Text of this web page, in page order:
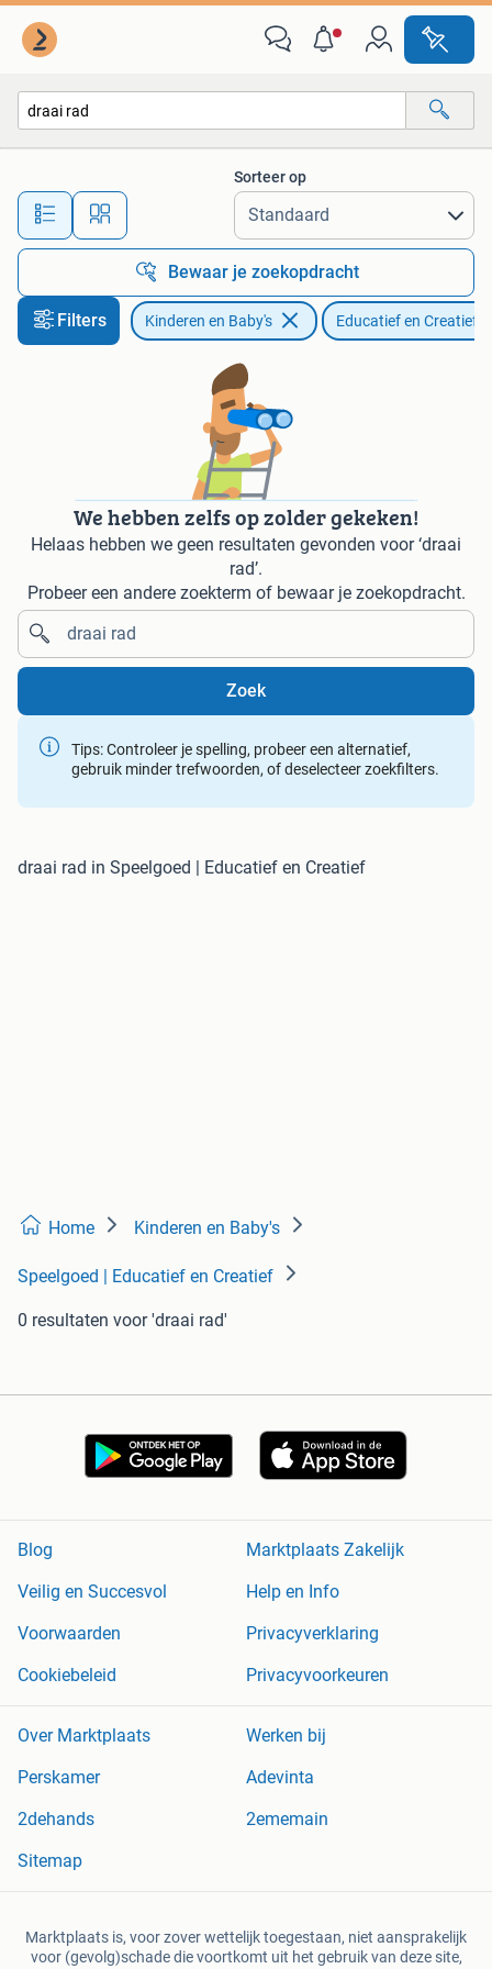
Alle afstanden…
Sorteer op
Bewaar je zoekopdracht
Filters Kinderen en Baby's Educatief en Creatief
We hebben zelfs op zolder gekeken!
Helaas hebben we geen resultaten gevonden voor ‘draai
rad’.
Probeer een andere zoekterm of bewaar je zoekopdracht.
Zoek
Tips: Controleer je spelling, probeer een alternatief,
gebruik minder trefwoorden, of deselecteer zoekfilters.
draai rad in Speelgoed | Educatief en Creatief
Home Kinderen en Baby's
Speelgoed | Educatief en Creatief
0 resultaten voor 'draai rad'
Blog
Marktplaats Zakelijk
Veilig en Succesvol
Help en Info
Voorwaarden
Privacyverklaring
Cookiebeleid
Privacyvoorkeuren
Over Marktplaats
Werken bij
Perskamer
Adevinta
2dehands
2ememain
Sitemap
Marktplaats is, voor zover wettelijk toegestaan, niet aansprakelijk
voor (gevolg)schade die voortkomt uit het gebruik van deze site,